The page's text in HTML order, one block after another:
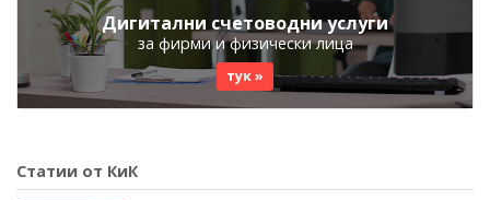
Дигитални счетоводни услуги
за фирми и физически лица
тук »
Статии от КиК